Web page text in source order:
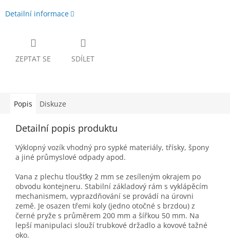
Detailní informace
ZEPTAT SE SDÍLET
Popis Diskuze
Detailní popis produktu
Výklopný vozík vhodný pro sypké materiály, třísky, špony
a jiné průmyslové odpady apod.
Vana z plechu tloušťky 2 mm se zesíleným okrajem po
obvodu kontejneru. Stabilní základový rám s vyklápěcím
mechanismem, vyprazdňování se provádí na úrovni
země. Je osazen třemi koly (jedno otočné s brzdou) z
černé pryže s průměrem 200 mm a šířkou 50 mm. Na
lepší manipulaci slouží trubkové držadlo a kovové tažné
oko.